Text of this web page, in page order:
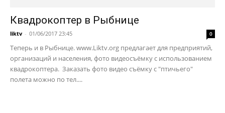
Квадрокоптер в Рыбнице
liktv - 01/06/2017 23:45 0
Теперь и в Рыбнице. www.Liktv.org предлагает для предприятий,
организаций и населения, фото видеосъёмку с использованием
квадрокоптера. Заказать фото видео съёмку с "птичьего"
полета можно по тел....